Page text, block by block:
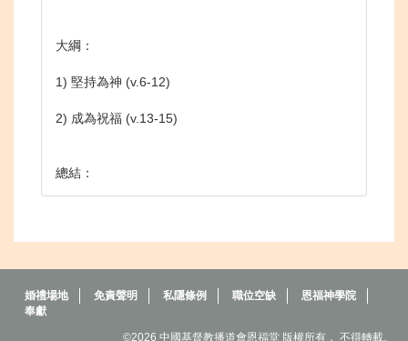
大綱：
1) 堅持為神 (v.6-12)
2) 成為祝福 (v.13-15)
總結 ：
婚禮場地 免責聲明 私隱條例 職位空缺
恩福神學院
奉獻
©2026 中國基督教播道會恩福堂 版權所有， 不得轉載。